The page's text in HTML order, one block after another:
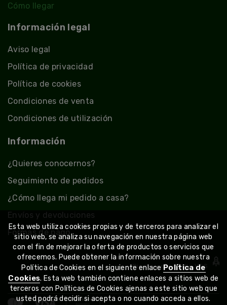
Cómo llegar
Información legal
Aviso legal
Política de privacidad
Política de cookies
Condiciones de venta
Condiciones de utilización
Información
¿Quieres conocernos?
Seguimiento de pedidos
¿Cómo llega mi pedido a casa?
Envíos y devoluciones
Formas de pago
Esta web utiliza cookies propias y de terceros para analizar el
sitio web, se analiza su navegación en nuestra página web
con el fin de mejorar la oferta de productos o servicios que
ofrecemos. Puede obtener la información sobre nuestra
Política de Cookies en el siguiente enlace Política de
Cookies. Esta web también contiene enlaces a sitios web de
terceros con Políticas de Cookies ajenas a este sitio web que
usted podrá decidir si acepta o no cuando acceda a ellos.
Diseño y desarrollo VGS